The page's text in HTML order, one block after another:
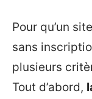
Pour qu’un
sans
plusieurs
Tout d’abord,